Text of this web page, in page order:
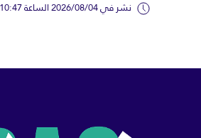
نشر في 2026/08/04 الساعة 10:47 م